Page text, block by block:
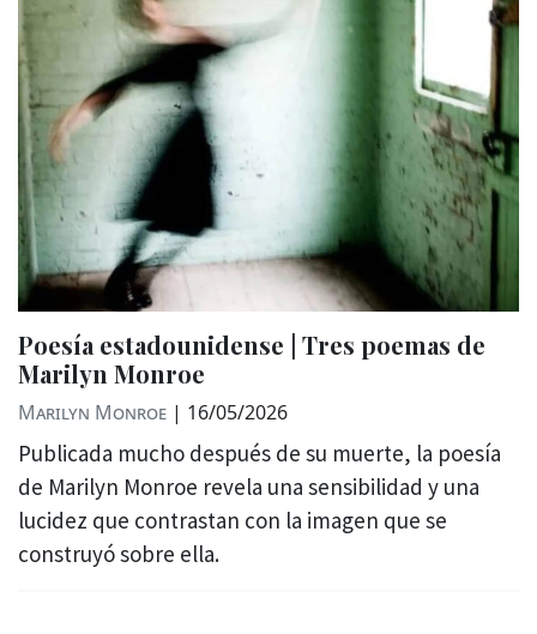
Poesía estadounidense | Tres poemas de
Marilyn Monroe
Marilyn Monroe | 16/05/2026
Publicada mucho después de su muerte, la poesía
de Marilyn Monroe revela una sensibilidad y una
lucidez que contrastan con la imagen que se
construyó sobre ella.